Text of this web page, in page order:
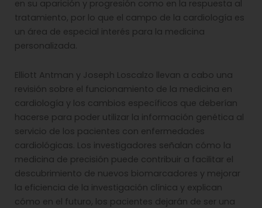
en su aparición y progresión como en la respuesta al
tratamiento, por lo que el campo de la cardiología es
un área de especial interés para la medicina
personalizada.
Elliott Antman y Joseph Loscalzo llevan a cabo una
revisión sobre el funcionamiento de la medicina en
cardiología y los cambios específicos que deberían
hacerse para poder utilizar la información genética al
servicio de los pacientes con enfermedades
cardiológicas. Los investigadores señalan cómo la
medicina de precisión puede contribuir a facilitar el
descubrimiento de nuevos biomarcadores y mejorar
la eficiencia de la investigación clínica y explican
cómo en el futuro, los pacientes dejarán de ser una